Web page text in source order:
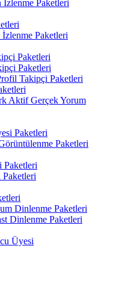
İzlenme Paketleri
İzlenme Paketleri
Paketleri
Paketleri
Takipçi Paketleri
Aktif Gerçek Yorum
Paketleri
Paketleri
Paketleri
Dinlenme Paketleri
Dinlenme Paketleri
Üyesi